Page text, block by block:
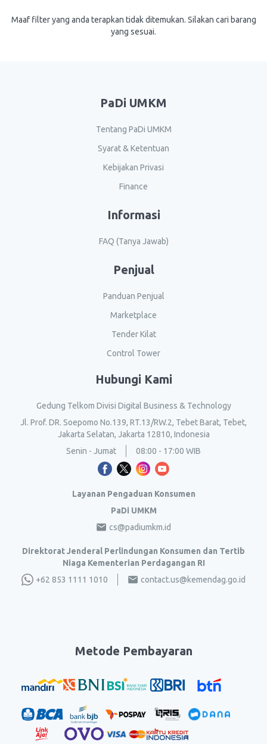
Maaf filter yang anda terapkan tidak ditemukan. Silakan cari barang
yang sesuai.
PaDi UMKM
Tentang PaDi UMKM
Syarat & Ketentuan
Kebijakan Privasi
Finance
Informasi
FAQ (Tanya Jawab)
Penjual
Panduan Penjual
Marketplace
Tender Kilat
Control Tower
Hubungi Kami
Gedung Telkom Divisi Digital Business & Technology
Jl. Prof. DR. Soepomo No.139, RT.13/RW.2, Tebet Barat, Tebet,
Jakarta Selatan, Jakarta 12810, Indonesia
Senin - Jumat
08:00 - 17:00 WIB
Layanan Pengaduan Konsumen
PaDi UMKM
cs@padiumkm.id
Direktorat Jenderal Perlindungan Konsumen dan Tertib
Niaga Kementerian Perdagangan RI
+62 853 1111 1010
contact.us@kemendag.go.id
Metode Pembayaran